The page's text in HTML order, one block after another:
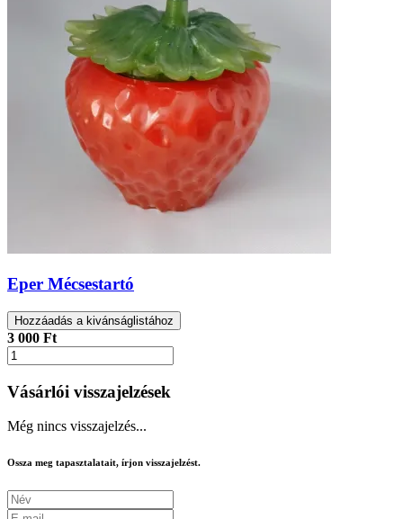
Eper Mécsestartó
Hozzáadás a kivánságlistához
3 000 Ft
Vásárlói visszajelzések
Még nincs visszajelzés...
Ossza meg tapasztalatait, írjon visszajelzést.